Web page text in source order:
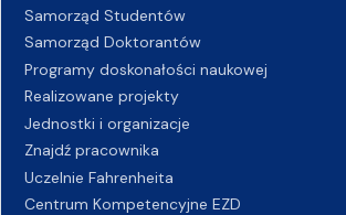
Samorząd Studentów
Samorząd Doktorantów
Programy doskonałości naukowej
Realizowane projekty
Jednostki i organizacje
Znajdź pracownika
Uczelnie Fahrenheita
Centrum Kompetencyjne EZD